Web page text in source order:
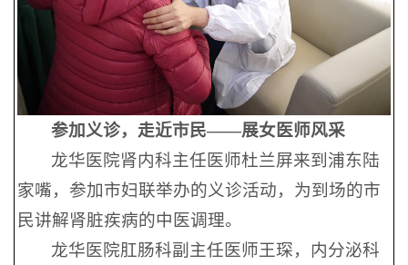
参加义诊，走近市民——展女医师风采
龙华医院肾内科主任医师杜兰屏来到浦东陆
家嘴，参加市妇联举办的义诊活动，为到场的市
民讲解肾脏疾病的中医调理。
龙华医院肛肠科副主任医师王琛，内分泌科